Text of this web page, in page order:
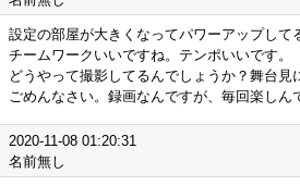
設定の部屋が大きくなってパワーアップして
チームワークいいですね。テンポいいです。
どうやって撮影してるんでしょうか？舞台見
ごめんなさい。録画なんですが、毎回楽しん
2020-11-08 01:20:31
名前無し